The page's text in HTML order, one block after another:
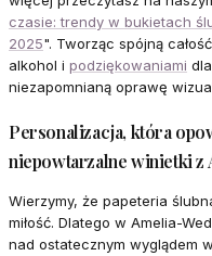
czasie: trendy w bukietach
2025". Tworząc spójną
alkohol i podziękowaniami
niezapomnianą oprawę
Personalizacja, która
niepowtarzalne winietki z
Wierzymy, że papeteria
miłość. Dlatego w Amelia-
nad ostatecznym wyglądem